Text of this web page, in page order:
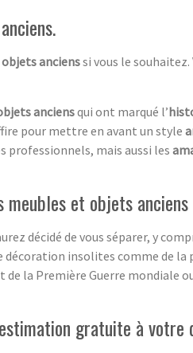
ancienssi vous le
anciensqui ont marqué l’
pour mettre en avant un style
professionnels, mais aussi les
meubles et objets anciens
décidé de vous séparer, y
insolites comme de la
de la Première Guerre mondiale
gratuite à votre